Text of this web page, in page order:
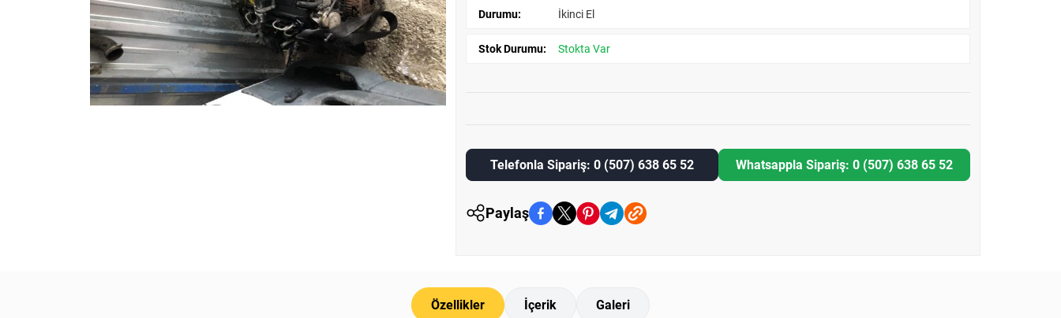
Durumu: İkinci El
Stok Durumu: Stokta Var
Telefonla Sipariş: 0 (507) 638 65 52 Whatsappla Sipariş: 0 (507) 638 65 52
Paylaş
Özellikler İçerik Galeri